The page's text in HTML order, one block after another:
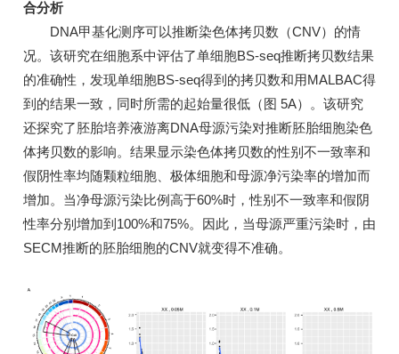
合分析
DNA甲基化测序可以推断染色体拷贝数（CNV）的情
况。该研究在细胞系中评估了单细胞BS-seq推断拷贝数结果
的准确性，发现单细胞BS-seq得到的拷贝数和用MALBAC得
到的结果一致，同时所需的起始量很低（图 5A）。该研究
还探究了胚胎培养液游离DNA母源污染对推断胚胎细胞染色
体拷贝数的影响。结果显示染色体拷贝数的性别不一致率和
假阴性率均随颗粒细胞、极体细胞和母源净污染率的增加而
增加。当净母源污染比例高于60%时，性别不一致率和假阴
性率分别增加到100%和75%。因此，当母源严重污染时，由
SECM推断的胚胎细胞的CNV就变得不准确。